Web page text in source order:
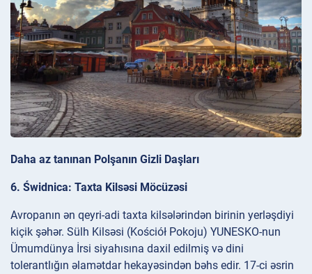
Daha az tanınan Polşanın Gizli Daşları
6. Świdnica: Taxta Kilsəsi Möcüzəsi
Avropanın ən qeyri-adi taxta kilsələrindən birinin yerləşdiyi
kiçik şəhər. Sülh Kilsəsi (Kościół Pokoju) YUNESKO-nun
Ümumdünya İrsi siyahısına daxil edilmiş və dini
tolerantlığın əlamətdar hekayəsindən bəhs edir. 17-ci əsrin